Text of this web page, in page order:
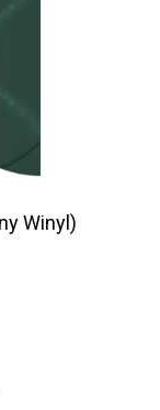
Winyl)